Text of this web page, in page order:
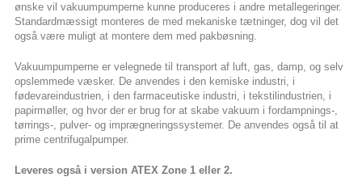
ønske vil vakuumpumperne kunne produceres i andre metallegeringer.
Standardmæssigt monteres de med mekaniske tætninger, dog vil det
også være muligt at montere dem med pakbøsning.
Vakuumpumperne er velegnede til transport af luft, gas, damp, og selv
opslemmede væsker. De anvendes i den kemiske industri, i
fødevareindustrien, i den farmaceutiske industri, i tekstilindustrien, i
papirmøller, og hvor der er brug for at skabe vakuum i fordamp­nings-,
tørrings-, pulver- og imprægneringssystemer. De anvendes også til at
prime centrifugalpumper.
Leveres også i version ATEX Zone 1 eller 2.